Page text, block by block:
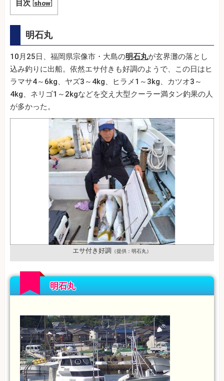
目次 [show]
明石丸
10月25日、福岡県宗像市・大島の明石丸が玄界灘の落とし
込み釣りに出船。依然エサ付きも好調のようで、この日はヒ
ラマサ4～6kg、ヤズ3～4kg、ヒラメ1～3kg、カツオ3～
4kg、ネリゴ1～2kgなどを交え大型クーラー満タン釣果の人
が多かった。
エサ付き好調 （提供：明石丸）
明石丸